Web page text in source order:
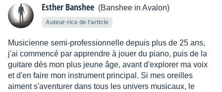
Esther Banshee (Banshee in Avalon)
Auteur·rice de l’article
Musicienne semi-professionnelle depuis plus de 25 ans,
j'ai commencé par apprendre à jouer du piano, puis de la
guitare dès mon plus jeune âge, avant d'explorer ma voix
et d'en faire mon instrument principal. Si mes oreilles
aiment s'aventurer dans tous les univers musicaux, le